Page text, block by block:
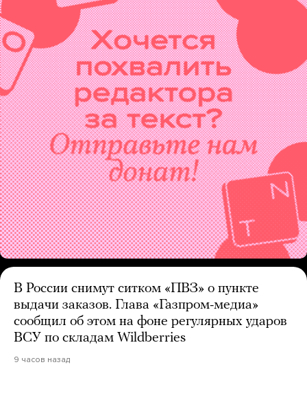
В России снимут ситком «ПВЗ» о пункте
выдачи заказов. Глава «Газпром-медиа»
сообщил об этом на фоне регулярных ударов
ВСУ по складам Wildberries
9 часов назад